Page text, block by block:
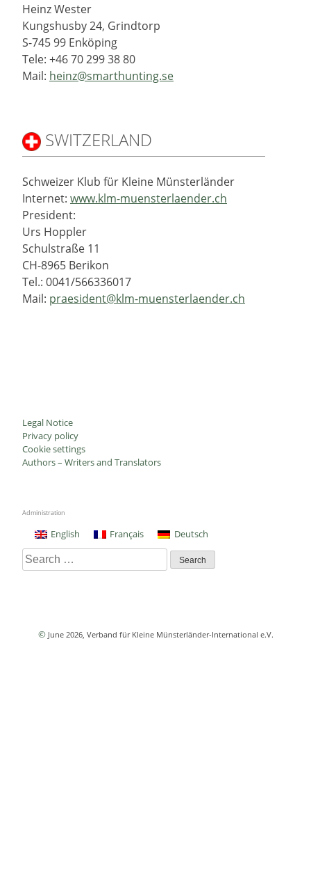
Heinz Wester
Kungshusby 24, Grindtorp
S-745 99 Enköping
Tele: +46 70 299 38 80
Mail: heinz@smarthunting.se
SWITZERLAND
Schweizer Klub für Kleine Münsterländer
Internet: www.klm-muensterlaender.ch
President:
Urs Hoppler
Schulstraße 11
CH-8965 Berikon
Tel.: 0041/566336017
Mail: praesident@klm-muensterlaender.ch
Legal Notice
Privacy policy
Cookie settings
Authors – Writers and Translators
Administration
English Français Deutsch
Search
for:
© June 2026, Verband für Kleine Münsterländer-International e.V.